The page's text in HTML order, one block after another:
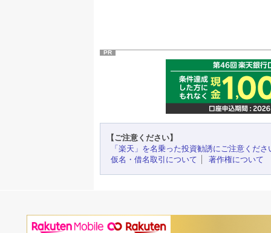
PR
【ご注意ください】
「楽天」を名乗った投資勧誘にご注意くださ
仮名・借名取引について
著作権について